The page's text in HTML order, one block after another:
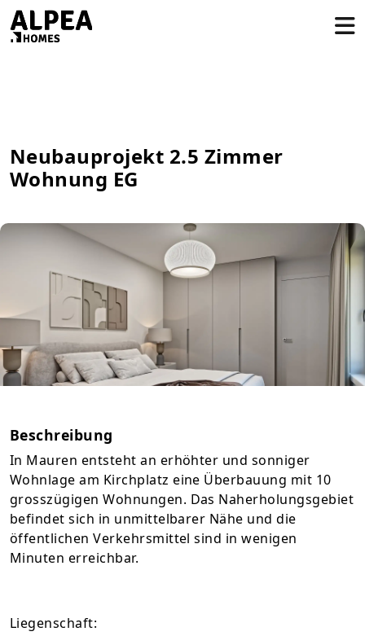
Neubauprojekt 2.5 Zimmer
Wohnung EG
Beschreibung
In Mauren entsteht an erhöhter und sonniger
Wohnlage am Kirchplatz eine Überbauung mit 10
grosszügigen Wohnungen. Das Naherholungsgebiet
befindet sich in unmittelbarer Nähe und die
öffentlichen Verkehrsmittel sind in wenigen
Minuten erreichbar.
Liegenschaft: